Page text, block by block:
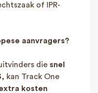
of IPR-
aanvragers?
die snel
, kan Track One
kosten